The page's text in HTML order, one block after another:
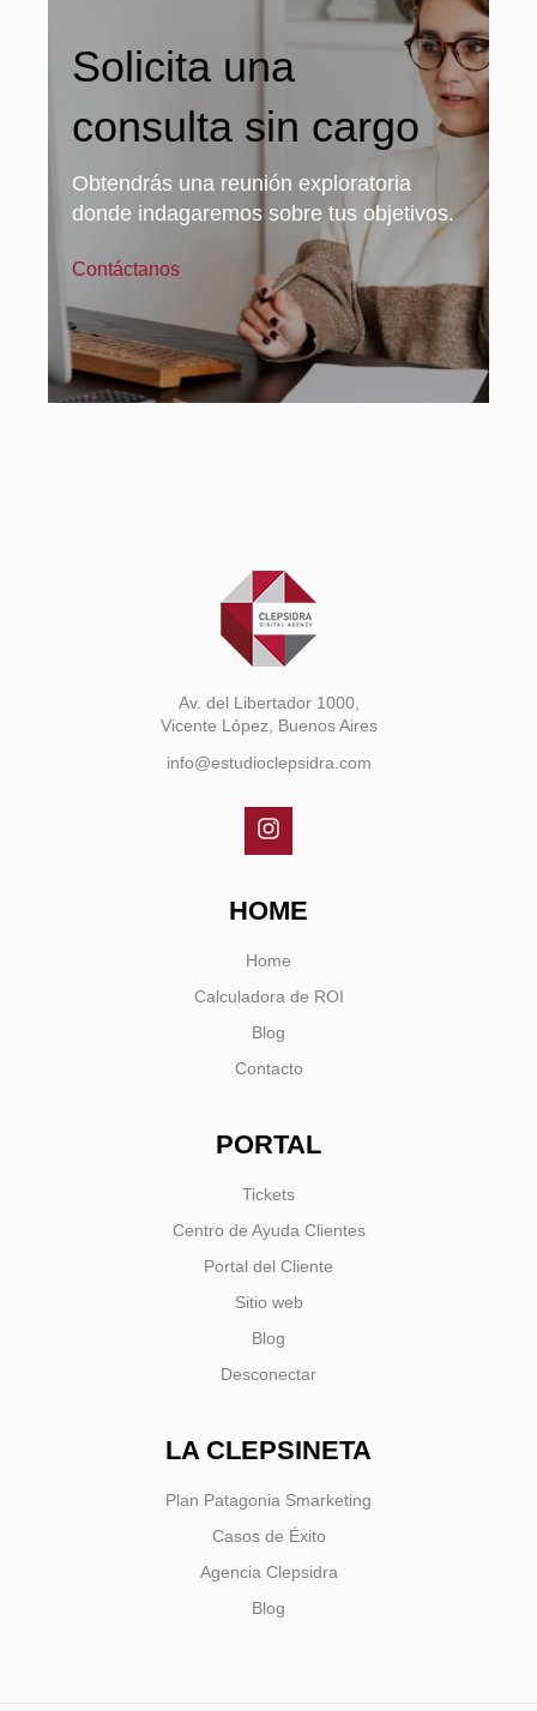
Solicita una
consulta sin cargo
Obtendrás una reunión exploratoria
donde indagaremos sobre tus objetivos.
Contáctanos
Av. del Libertador 1000,
Vicente López, Buenos Aires
info@estudioclepsidra.com
HOME
Home
Calculadora de ROI
Blog
Contacto
PORTAL
Tickets
Centro de Ayuda Clientes
Portal del Cliente
Sitio web
Blog
Desconectar
LA CLEPSINETA
Plan Patagonia Smarketing
Casos de Éxito
Agencia Clepsidra
Blog